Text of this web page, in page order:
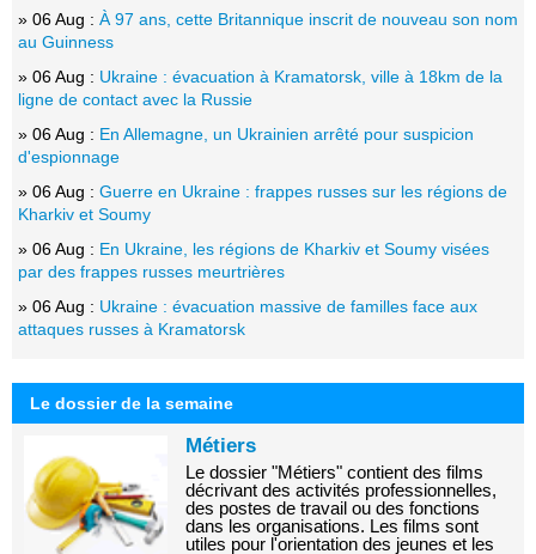
» 06 Aug : À 97 ans, cette Britannique inscrit de nouveau son nom
au Guinness
» 06 Aug : Ukraine : évacuation à Kramatorsk, ville à 18km de la
ligne de contact avec la Russie
» 06 Aug : En Allemagne, un Ukrainien arrêté pour suspicion
d'espionnage
» 06 Aug : Guerre en Ukraine : frappes russes sur les régions de
Kharkiv et Soumy
» 06 Aug : En Ukraine, les régions de Kharkiv et Soumy visées
par des frappes russes meurtrières
» 06 Aug : Ukraine : évacuation massive de familles face aux
attaques russes à Kramatorsk
Le dossier de la semaine
Métiers
Le dossier "Métiers" contient des films
décrivant des activités professionnelles,
des postes de travail ou des fonctions
dans les organisations. Les films sont
utiles pour l'orientation des jeunes et les